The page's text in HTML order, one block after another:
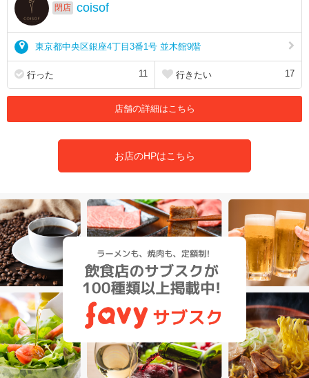
閉店 coisof
東京都中央区銀座4丁目3番1号 並木館9階
行った 11 行きたい 17
店舗の詳細はこちら
お店のHPはこちら